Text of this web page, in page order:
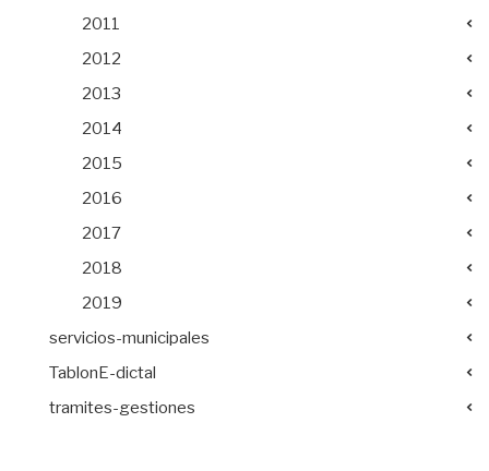
2011
2012
2013
2014
2015
2016
2017
2018
2019
servicios-municipales
TablonE-dictal
tramites-gestiones